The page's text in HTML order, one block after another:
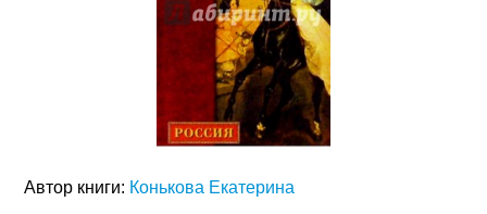
Автор книги: Конькова Екатерина